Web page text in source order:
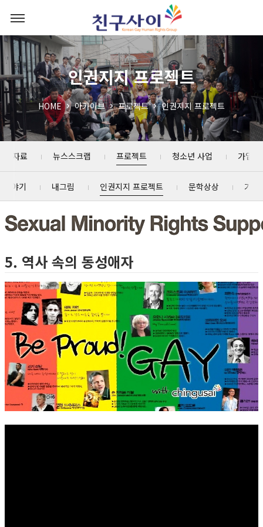
인권지지 프로젝트
HOME 아카이브 프로젝트 인권지지 프로젝트
자료 뉴스스크랩 프로젝트 청소년 사업 가입인
이야기 내그림 인권지지 프로젝트 문학상상 가진
5. 역사 속의 동성애자